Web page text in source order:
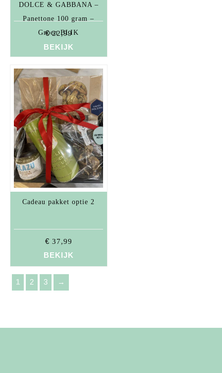
DOLCE & GABBANA –
Panettone 100 gram –
Groen BLIK
€22,99
BEKIJK
Cadeau pakket optie 2
€ 37,99
BEKIJK
Berichten
1 2 3 →